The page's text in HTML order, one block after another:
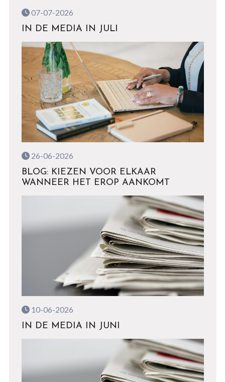
07-07-2026
IN DE MEDIA IN JULI
26-06-2026
BLOG: KIEZEN VOOR ELKAAR
WANNEER HET EROP AANKOMT
10-06-2026
IN DE MEDIA IN JUNI